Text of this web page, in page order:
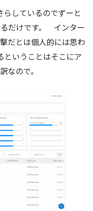
しているのでずーと
だけです。 インター
だとは個人的には思わ
いうことはそこにア
なので。